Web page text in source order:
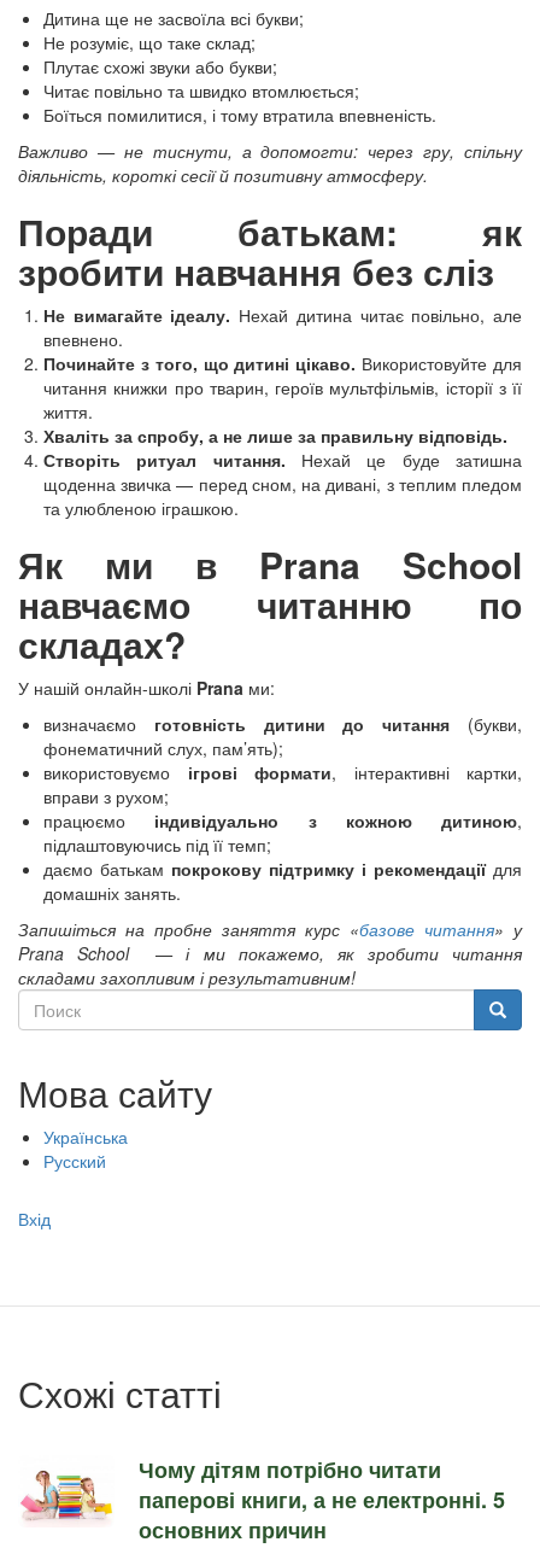
Дитина ще не засвоїла всі букви;
Не розуміє, що таке склад;
Плутає схожі звуки або букви;
Читає повільно та швидко втомлюється;
Боїться помилитися, і тому втратила впевненість.
Важливо — не тиснути, а допомогти: через гру, спільну
діяльність, короткі сесії й позитивну атмосферу.
Поради батькам: як
зробити навчання без сліз
Не вимагайте ідеалу. Нехай дитина читає повільно, але
впевнено.
Починайте з того, що дитині цікаво. Використовуйте для
читання книжки про тварин, героїв мультфільмів, історії з її
життя.
Хваліть за спробу, а не лише за правильну відповідь.
Створіть ритуал читання. Нехай це буде затишна
щоденна звичка — перед сном, на дивані, з теплим пледом
та улюбленою іграшкою.
Як ми в Prana School
навчаємо читанню по
складах?
У нашій онлайн-школі Prana ми:
визначаємо готовність дитини до читання (букви,
фонематичний слух, пам’ять);
використовуємо ігрові формати, інтерактивні картки,
вправи з рухом;
працюємо індивідуально з кожною дитиною,
підлаштовуючись під її темп;
даємо батькам покрокову підтримку і рекомендаціїдля
домашніх занять.
Запишіться на пробне заняття курс «базове читання» у
Prana School— і ми покажемо, як зробити читання
складами захопливим і результативним!
Поиск
Поиск
Мова сайту
Українська
Русский
Меню
записи
Вхід
Схожі статті
Чому дітям потрібно читати
паперові книги, а не електронні. 5
основних причин